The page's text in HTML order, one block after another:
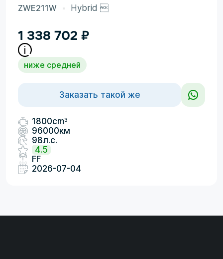
ZWE211W Hybrid 
1 338 702 ₽
ниже средней
Заказать такой же
1800cm3
96000км
98л.с.
4.5
FF
2026-07-04